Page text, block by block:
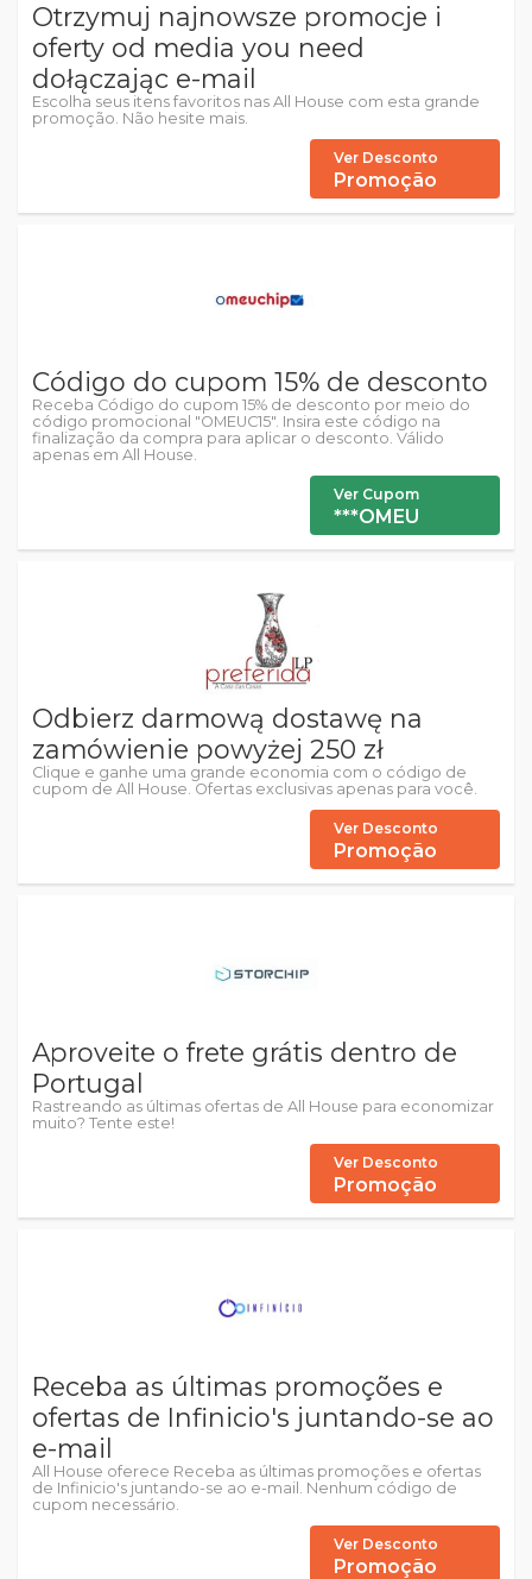
Otrzymuj najnowsze promocje i
oferty od media you need
dołączając e-mail
Escolha seus itens favoritos nas All House com esta grande
promoção. Não hesite mais.
Ver Desconto
Promoção
Código do cupom 15% de desconto
Receba Código do cupom 15% de desconto por meio do
código promocional "OMEUC15". Insira este código na
finalização da compra para aplicar o desconto. Válido
apenas em All House.
Ver Cupom
***OMEU
Odbierz darmową dostawę na
zamówienie powyżej 250 zł
Clique e ganhe uma grande economia com o código de
cupom de All House. Ofertas exclusivas apenas para você.
Ver Desconto
Promoção
Aproveite o frete grátis dentro de
Portugal
Rastreando as últimas ofertas de All House para economizar
muito? Tente este!
Ver Desconto
Promoção
Receba as últimas promoções e
ofertas de Infinicio's juntando-se ao
e-mail
All House oferece Receba as últimas promoções e ofertas
de Infinicio's juntando-se ao e-mail. Nenhum código de
cupom necessário.
Ver Desconto
Promoção